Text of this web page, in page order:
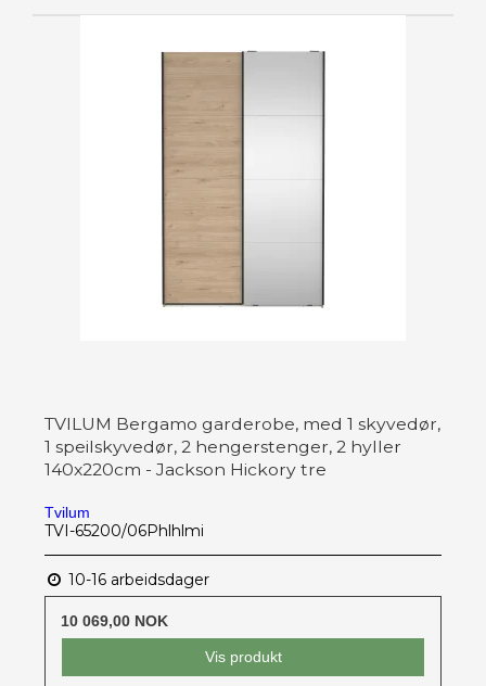
TVILUM Bergamo garderobe, med 1 skyvedør,
1 speilskyvedør, 2 hengerstenger, 2 hyller
140x220cm - Jackson Hickory tre
Tvilum
TVI-65200/06Phlhlmi
10-16 arbeidsdager
10 069,00 NOK
Vis produkt